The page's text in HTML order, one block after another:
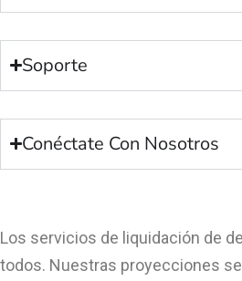
Soporte
Conéctate Con Nosotros
Los servicios de liquidación de
todos. Nuestras proyecciones